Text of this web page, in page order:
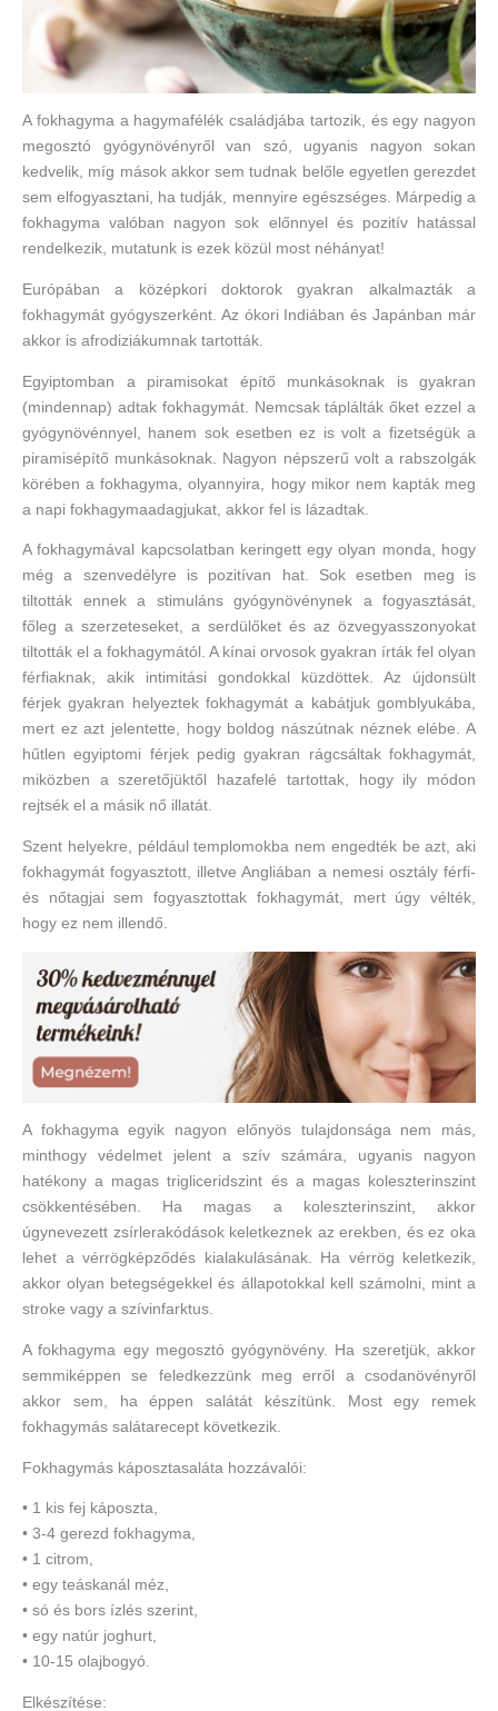
A fokhagyma a hagymafélék családjába tartozik, és egy nagyon
megosztó gyógynövényről van szó, ugyanis nagyon sokan
kedvelik, míg mások akkor sem tudnak belőle egyetlen gerezdet
sem elfogyasztani, ha tudják, mennyire egészséges. Márpedig a
fokhagyma valóban nagyon sok előnnyel és pozitív hatással
rendelkezik, mutatunk is ezek közül most néhányat!
Európában a középkori doktorok gyakran alkalmazták a
fokhagymát gyógyszerként. Az ókori Indiában és Japánban már
akkor is afrodiziákumnak tartották.
Egyiptomban a piramisokat építő munkásoknak is gyakran
(mindennap) adtak fokhagymát. Nemcsak táplálták őket ezzel a
gyógynövénnyel, hanem sok esetben ez is volt a fizetségük a
piramisépítő munkásoknak. Nagyon népszerű volt a rabszolgák
körében a fokhagyma, olyannyira, hogy mikor nem kapták meg
a napi fokhagymaadagjukat, akkor fel is lázadtak.
A fokhagymával kapcsolatban keringett egy olyan monda, hogy
még a szenvedélyre is pozitívan hat. Sok esetben meg is
tiltották ennek a stimuláns gyógynövénynek a fogyasztását,
főleg a szerzeteseket, a serdülőket és az özvegyasszonyokat
tiltották el a fokhagymától. A kínai orvosok gyakran írták fel olyan
férfiaknak, akik intimitási gondokkal küzdöttek. Az újdonsült
férjek gyakran helyeztek fokhagymát a kabátjuk gomblyukába,
mert ez azt jelentette, hogy boldog nászútnak néznek elébe. A
hűtlen egyiptomi férjek pedig gyakran rágcsáltak fokhagymát,
miközben a szeretőjüktől hazafelé tartottak, hogy ily módon
rejtsék el a másik nő illatát.
Szent helyekre, például templomokba nem engedték be azt, aki
fokhagymát fogyasztott, illetve Angliában a nemesi osztály férfi-
és nőtagjai sem fogyasztottak fokhagymát, mert úgy vélték,
hogy ez nem illendő.
A fokhagyma egyik nagyon előnyös tulajdonsága nem más,
minthogy védelmet jelent a szív számára, ugyanis nagyon
hatékony a magas trigliceridszint és a magas koleszterinszint
csökkentésében. Ha magas a koleszterinszint, akkor
úgynevezett zsírlerakódások keletkeznek az erekben, és ez oka
lehet a vérrögképződés kialakulásának. Ha vérrög keletkezik,
akkor olyan betegségekkel és állapotokkal kell számolni, mint a
stroke vagy a szívinfarktus.
A fokhagyma egy megosztó gyógynövény. Ha szeretjük, akkor
semmiképpen se feledkezzünk meg erről a csodanövényről
akkor sem, ha éppen salátát készítünk. Most egy remek
fokhagymás salátarecept következik.
Fokhagymás káposztasaláta hozzávalói:
• 1 kis fej káposzta,
• 3-4 gerezd fokhagyma,
• 1 citrom,
• egy teáskanál méz,
• só és bors ízlés szerint,
• egy natúr joghurt,
• 10-15 olajbogyó.
Elkészítése: